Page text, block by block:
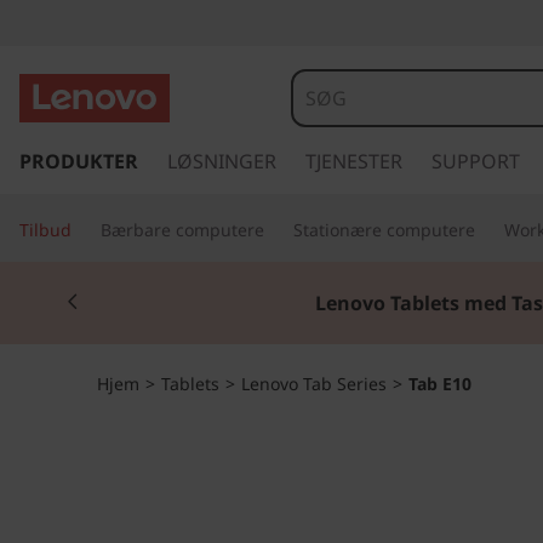
a
b
E
1
p
n
PRODUKTER LØSNINGER TJENESTER SUPPORT
Tilbud Bærbare computere Stationære computere
Lenovo Tablets med
Currently displaying item 2 of 2
Hjem > Tablets > Lenovo Tab Series > Tab E10